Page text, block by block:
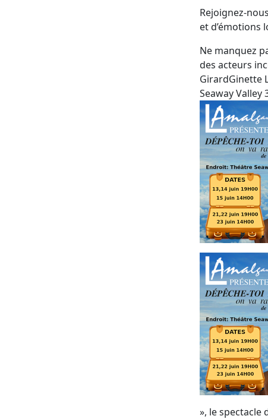
Rejoignez-
et d’émotions
Ne manquez
des acteurs
GirardGinette
Seaway Valley
», le spectacle